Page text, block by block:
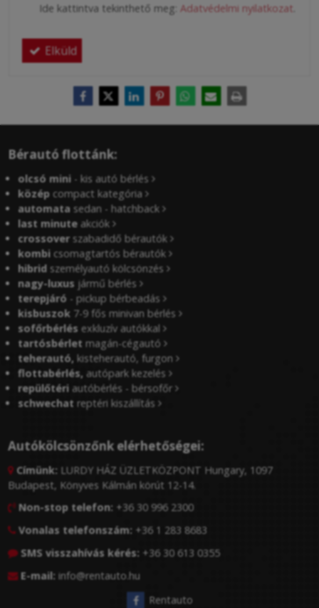
Ide kattintva tekinthető meg: Adatvédelmi nyilatkozat
Elküld
Bérautó flottánk:
olcsó mini - kis autó bérlés
közép compact kategória
automata sedan - hatchback
last minute akciók
crossover szabadidő bérautók
kombi csomagtartós bérautók
hibrid személyautó kölcsönzés
nagy-luxus jármű bérlés
terepjáró - pickup bérbeadás
kisbuszok 7-9 fős minivan bérlés
sofőrbérlés exkluzív autókkal
tartósbérlet magán-cégautó
teherautó, kisteherautó, furgon
flottabérlés, autópark kezelés
repülőtéri autóbérlés - bérsofőr
schwechat reptéri kiszállítás
Autókölcsönzőnk elérhetőségei:
 Címünk: LURDY HÁZ ÜZLETKÖZPONT Hungary, 1097
Budapest, Könyves Kálmán körút 12-14.
 Non-stop telefon: +36 30 996 2300
 Vonalas telefonszám: +36 1 283 8683
 SMS visszahívás kérés: +36 30 613 0355
 E-mail: info@rentauto.hu
Rentauto